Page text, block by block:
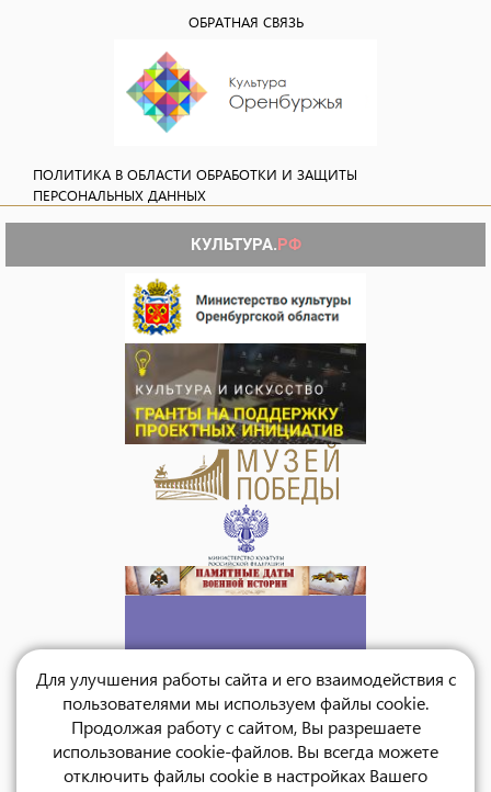
Для улучшения работы сайта и его взаимодействия с
пользователями мы используем файлы cookie.
Продолжая работу с сайтом, Вы разрешаете
использование cookie-файлов. Вы всегда можете
отключить файлы cookie в настройках Вашего
ОБРАТНАЯ СВЯЗЬ
ПОЛИТИКА В ОБЛАСТИ ОБРАБОТКИ И ЗАЩИТЫ
ПЕРСОНАЛЬНЫХ ДАННЫХ